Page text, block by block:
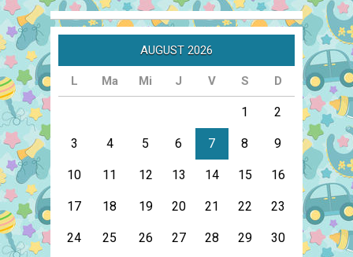
AUGUST 2026
L Ma Mi J V S D
1 2
3 4 5 6 7 8 9
10 11 12 13 14 15 16
17 18 19 20 21 22 23
24 25 26 27 28 29 30